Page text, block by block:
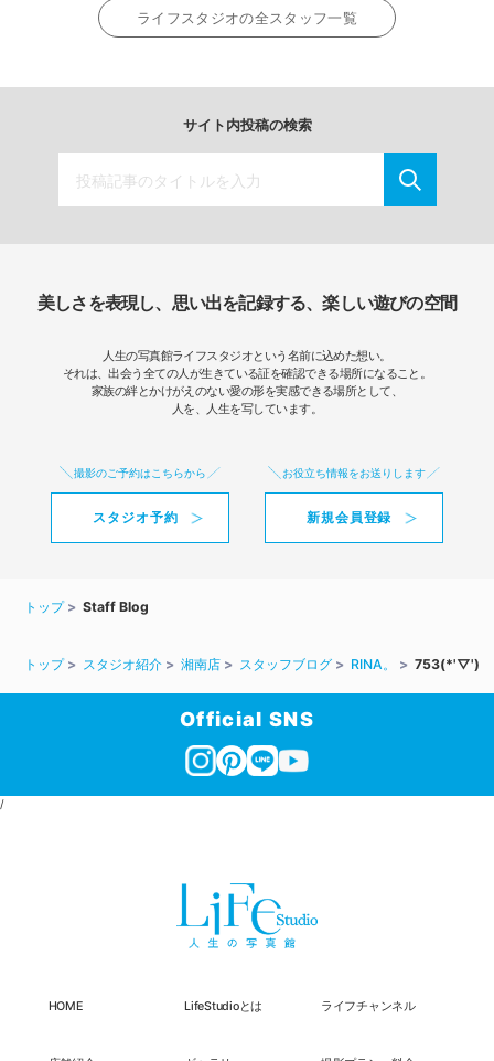
ライフスタジオの全スタッフ一覧
サイト内投稿の検索
美しさを表現し、思い出を記録する、楽しい遊びの空間
人生の写真館ライフスタジオという名前に込めた想い。
それは、出会う全ての人が生きている証を確認できる場所になること。
家族の絆とかけがえのない愛の形を実感できる場所として、
人を、人生を写しています。
撮影のご予約はこちらから
スタジオ予約
お役立ち情報をお送りします
新規会員登録
トップ Staff Blog
トップ スタジオ紹介 湘南店 スタッフブログ RINA。 753(*'▽')
Official SNS
/
HOME LifeStudioとは ライフチャンネル